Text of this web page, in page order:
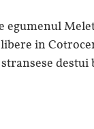
egumenul
in
destui